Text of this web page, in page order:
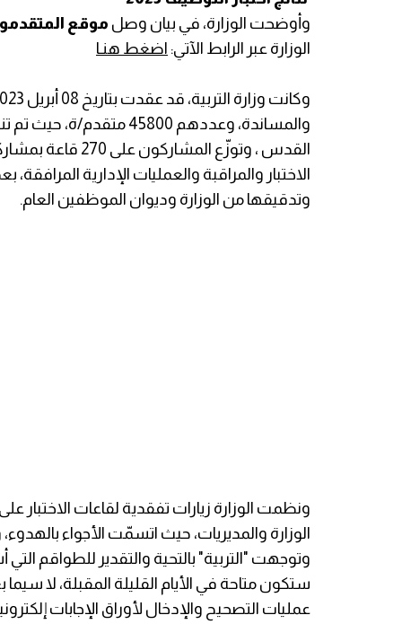
وأوضحت الوزارة، في بيان وصل موقع
الوزارة عبر الرابط الآتي: اضغط هنـا
والمساندة، وعددهم 45800
الاختبار والمراقبة والعمليات الإدارية
وتدقيقها من الوزارة وديوان الموظفين العام.
ونظمت الوزارة زيارات تفقدية لقاعات
الوزارة والمديريات، حيث اتسمّت الأجواء
وتوجهت "التربية" بالتحية والتقدير للطواقم
ستكون متاحة في الأيام القليلة المقبلة، لا
عمليات التصحيح والإدخال لأوراق الإجابات